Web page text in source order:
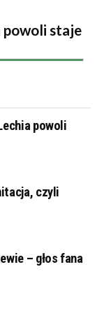
powoli staje
powoli
czyli
– głos fana